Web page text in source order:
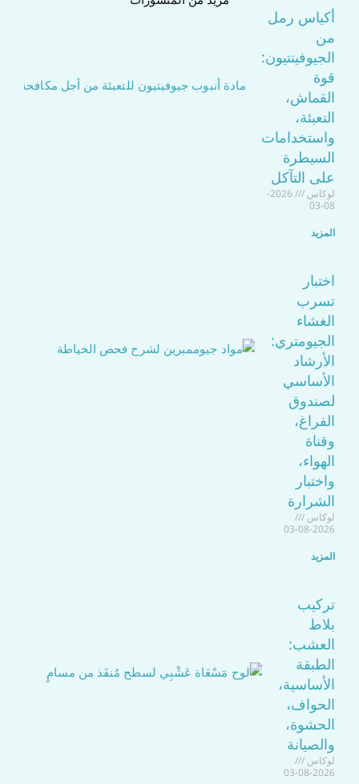
أكياس رمل
من
الجيوفينتيون:
قوة
القماش،
التعبئة،
واستخدامات
السيطرة
على التآكل
لوكاس
2026-
08-03
المزيد
اختبار
تسرب
الغشاء
الجيومتري:
الأرشاد
الأساسي
لصندوق
الفراغ،
وقناة
الهواء،
واختبار
الشرارة
لوكاس
2026-08-03
المزيد
تركيب
بلاط
العشب:
الطبقة
الأساسية،
الحواف،
الحشوة،
والصيانة
لوكاس
2026-08-03